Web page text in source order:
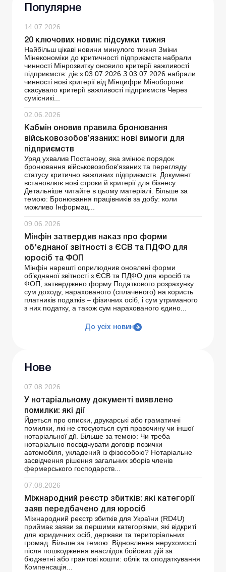
Популярне
14.07.2026
20 ключових новин: підсумки тижня
Найбільш цікаві новини минулого тижня Зміни
Мінекономіки до критичності підприємств набрали
чинності Мінрозвитку оновило критерії важливості
підприємств: діє з 03.07.2026 З 03.07.2026 набрали
чинності нові критерії від Мінцифри Міноборони
скасувало критерії важливості підприємств Через
сумісникі...
02.06.2026
Кабмін оновив правила бронювання
військовозобов’язаних: нові вимоги для
підприємств
Уряд ухвалив Постанову, яка змінює порядок
бронювання військовозобов’язаних та перегляду
статусу критично важливих підприємств. Документ
встановлює нові строки й критерії для бізнесу.
Детальніше читайте в цьому матеріалі. Більше за
темою: Бронювання працівників за добу: коли
можливо Інформац...
09.06.2026
Мінфін затвердив наказ про форми
об'єднаної звітності з ЄСВ та ПДФО для
юросіб та ФОП
Мінфін нарешті оприлюднив оновлені форми
об’єднаної звітності з ЄСВ та ПДФО для юросіб та
ФОП, затверджено форму Податкового розрахунку
сум доходу, нарахованого (сплаченого) на користь
платників податків – фізичних осіб, і сум утриманого
з них податку, а також сум нарахованого єдино...
До усіх новин
Нове
07.08.2026
У нотаріальному документі виявлено
помилки: які дії
Йдеться про описки, друкарські або граматичні
помилки, які не стосуються суті правочину чи іншої
нотаріальної дії. Більше за темою: Чи треба
нотаріально посвідчувати договір позички
автомобіля, укладений із фізособою? Нотаріальне
засвідчення рішення загальних зборів членів
фермерського господарств...
07.08.2026
Міжнародний реєстр збитків: які категорії
заяв передбачено для юросіб
Міжнародний реєстр збитків для України (RD4U)
приймає заяви за першими категоріями, які відкриті
для юридичних осіб, держави та територіальних
громад. Більше за темою: Відновлення нерухомості
після пошкодження внаслідок бойових дій за
бюджетні або грантові кошти: облік та оподаткування
Компенсація...